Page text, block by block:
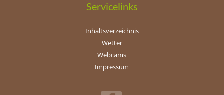
Servicelinks
Inhaltsverzeichnis
Wetter
Webcams
Impressum